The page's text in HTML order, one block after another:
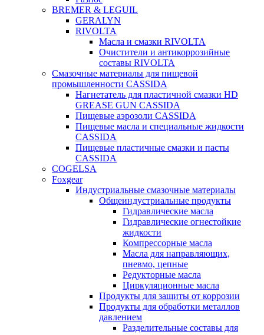
BREMER & LEGUIL
GERALYN
RIVOLTA
Масла и смазки RIVOLTA
Очистители и антикоррозийные
составы RIVOLTA
Смазочные материалы для пищевой
промышленности CASSIDA
Нагнетатель для пластичной смазки HD
GREASE GUN CASSIDA
Пищевые аэрозоли CASSIDA
Пищевые масла и специальные жидкости
CASSIDA
Пищевые пластичные смазки и пасты
CASSIDA
COGELSA
Foxgear
Индустриальные смазочные материалы
Общеиндустриальные продукты
Гидравлические масла
Гидравлические огнестойкие
жидкости
Компрессорные масла
Масла для направляющих,
пневмо, цепные
Редукторные масла
Циркуляционные масла
Продукты для защиты от коррозии
Продукты для обработки металлов
давлением
Разделительные составы для